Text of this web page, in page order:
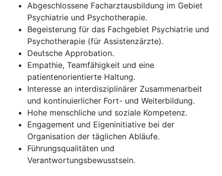
Abgeschlossene Facharztausbildung im Gebiet
Psychiatrie und Psychotherapie.
Begeisterung für das Fachgebiet Psychiatrie und
Psychotherapie (für Assistenzärzte).
Deutsche Approbation.
Empathie, Teamfähigkeit und eine
patientenorientierte Haltung.
Interesse an interdisziplinärer Zusammenarbeit
und kontinuierlicher Fort- und Weiterbildung.
Hohe menschliche und soziale Kompetenz.
Engagement und Eigeninitiative bei der
Organisation der täglichen Abläufe.
Führungsqualitäten und
Verantwortungsbewusstsein.